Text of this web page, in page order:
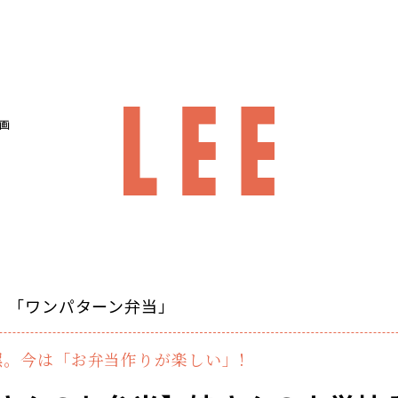
ワンパターン弁当」
今は「お弁当作りが楽しい」!